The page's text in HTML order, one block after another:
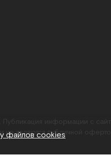
Публикация информации с
являются публичной
файлов cookies